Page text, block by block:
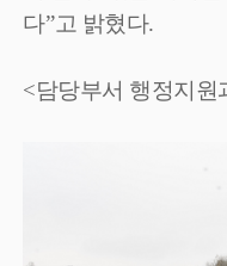
다”고 밝혔다.
<담당부서 행정지원